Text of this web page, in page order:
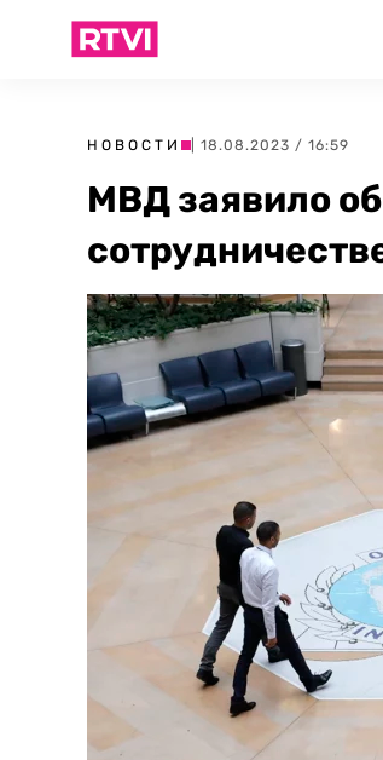
НОВОСТИ | 18.08.2023 / 16:59
МВД заявило